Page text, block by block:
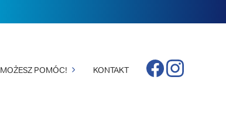
MOŻESZ POMÓC! KONTAKT FacebookInstagram